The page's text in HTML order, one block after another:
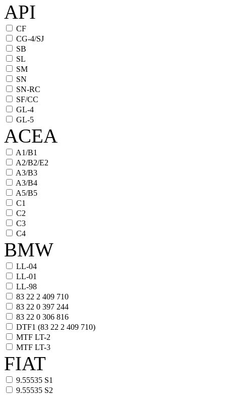
API
CF
CG-4/SJ
SB
SL
SM
SN
SN-RC
SF/CC
GL-4
GL-5
ACEA
A1/B1
A2/B2/E2
A3/B3
A3/B4
A5/B5
C1
C2
C3
C4
BMW
LL-04
LL-01
LL-98
83 22 2 409 710
83 22 0 397 244
83 22 0 306 816
DTF1 (83 22 2 409 710)
MTF LT-2
MTF LT-3
FIAT
9.55535 S1
9.55535 S2